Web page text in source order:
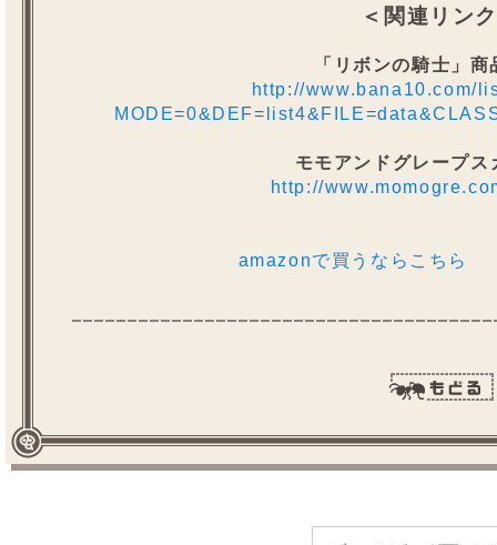
＜関連リン
「リボンの騎士」
http://www.bana10.com/
モモアンドグレープス
http://
amazonで買うならこちら